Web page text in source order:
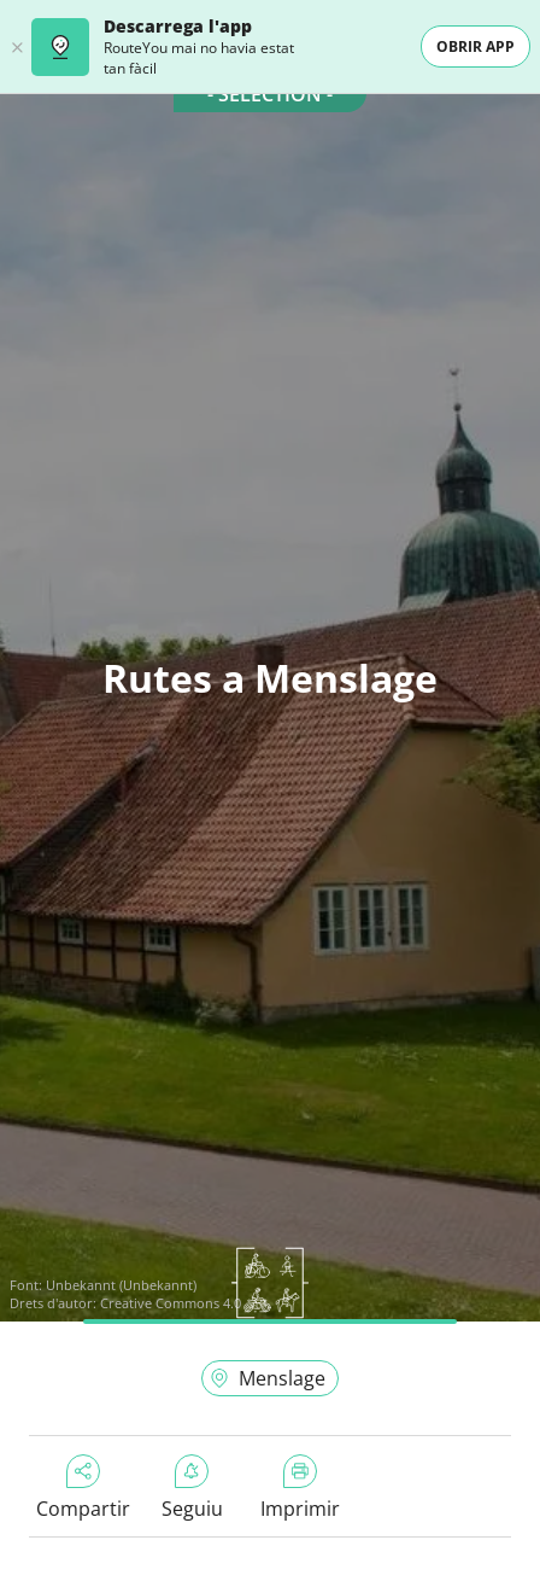
Descarrega l'app
RouteYou mai no havia estat
tan fàcil
OBRIR APP
- SELECTION -
Rutes a Menslage
Font:Unbekannt (Unbekannt)
Drets d'autor: Creative Commons 4.0
Menslage
Compartir Seguiu Imprimir